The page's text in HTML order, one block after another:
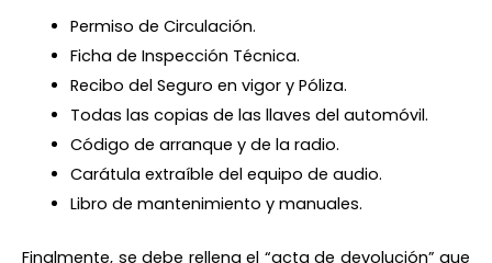
Permiso de Circulación.
Ficha de Inspección Técnica.
Recibo del Seguro en vigor y Póliza.
Todas las copias de las llaves del automóvil.
Código de arranque y de la radio.
Carátula extraíble del equipo de audio.
Libro de mantenimiento y manuales.
Finalmente, se debe rellena el “acta de devolución” que